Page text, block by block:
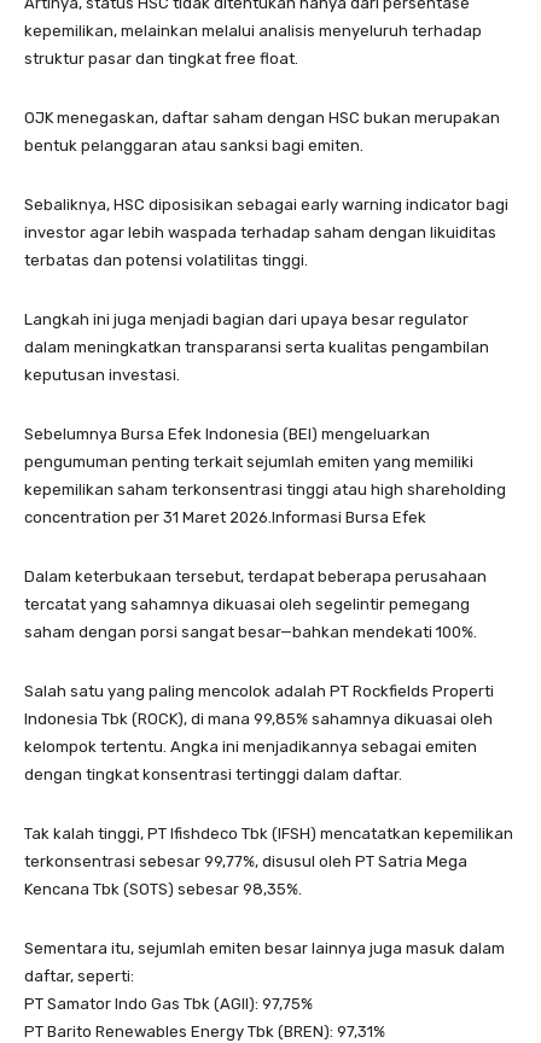
kepemilikan, melainkan melalui analisis menyeluruh terhadap
struktur pasar dan tingkat free float.
OJK menegaskan, daftar saham dengan HSC bukan merupakan
bentuk pelanggaran atau sanksi bagi emiten.
Sebaliknya, HSC diposisikan sebagai early warning indicator bagi
investor agar lebih waspada terhadap saham dengan likuiditas
terbatas dan potensi volatilitas tinggi.
Langkah ini juga menjadi bagian dari upaya besar regulator
dalam meningkatkan transparansi serta kualitas pengambilan
keputusan investasi.
Sebelumnya Bursa Efek Indonesia (BEI) mengeluarkan
pengumuman penting terkait sejumlah emiten yang memiliki
kepemilikan saham terkonsentrasi tinggi atau high shareholding
concentration per 31 Maret 2026.Informasi Bursa Efek
Dalam keterbukaan tersebut, terdapat beberapa perusahaan
tercatat yang sahamnya dikuasai oleh segelintir pemegang
saham dengan porsi sangat besar—bahkan mendekati 100%.
Salah satu yang paling mencolok adalah PT Rockfields Properti
Indonesia Tbk (ROCK), di mana 99,85% sahamnya dikuasai oleh
kelompok tertentu. Angka ini menjadikannya sebagai emiten
dengan tingkat konsentrasi tertinggi dalam daftar.
Tak kalah tinggi, PT Ifishdeco Tbk (IFSH) mencatatkan kepemilikan
terkonsentrasi sebesar 99,77%, disusul oleh PT Satria Mega
Kencana Tbk (SOTS) sebesar 98,35%.
Sementara itu, sejumlah emiten besar lainnya juga masuk dalam
daftar, seperti:
PT Samator Indo Gas Tbk (AGII): 97,75%
PT Barito Renewables Energy Tbk (BREN): 97,31%